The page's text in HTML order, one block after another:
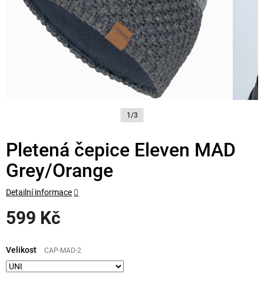
1/3
Pletená čepice Eleven MAD
Grey/Orange
599 Kč
cena:
Velikost CAP-MAD-2
Detailní informace